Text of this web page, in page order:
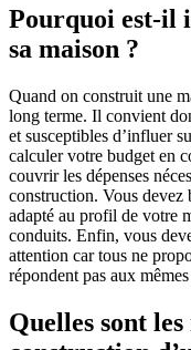
Pourquoi est-il
sa maison ?
Quand on construit une
long terme. Il convient
et susceptibles d’influer
calculer votre budget en
couvrir les dépenses
construction. Vous
adapté au profil de votre
conduits. Enfin, vous
attention car tous ne
répondent pas aux
Quelles sont